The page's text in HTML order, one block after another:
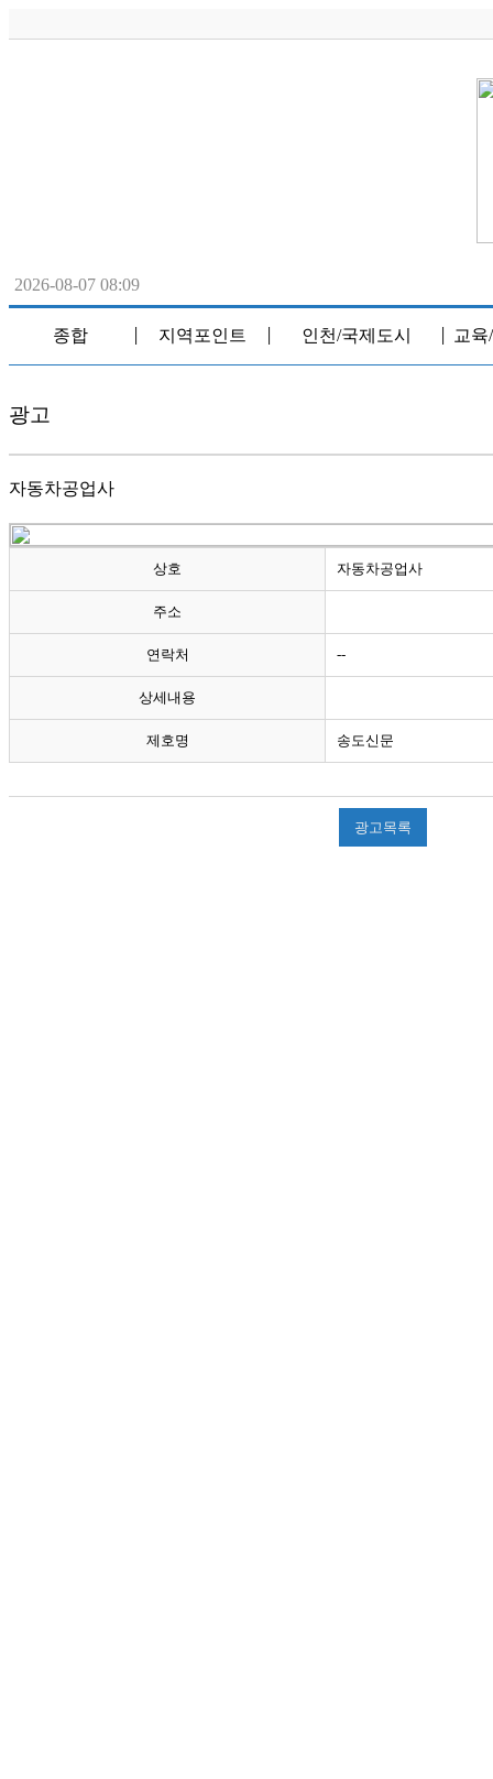
2026-08-07 08:09
종합 지역포인트 인천/국제도시 교
광고
자동차공업사
상호 자동차공업사
주소
연락처 --
상세내용
제호명 송도신문